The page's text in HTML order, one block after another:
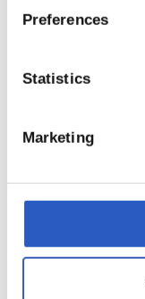
Preferences
Statistics
Marketing
12